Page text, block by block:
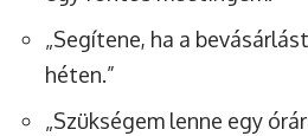
„Segítene, ha a
héten.”
„Szükségem lenne egy